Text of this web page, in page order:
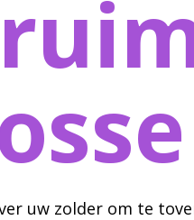
uw zolder om te